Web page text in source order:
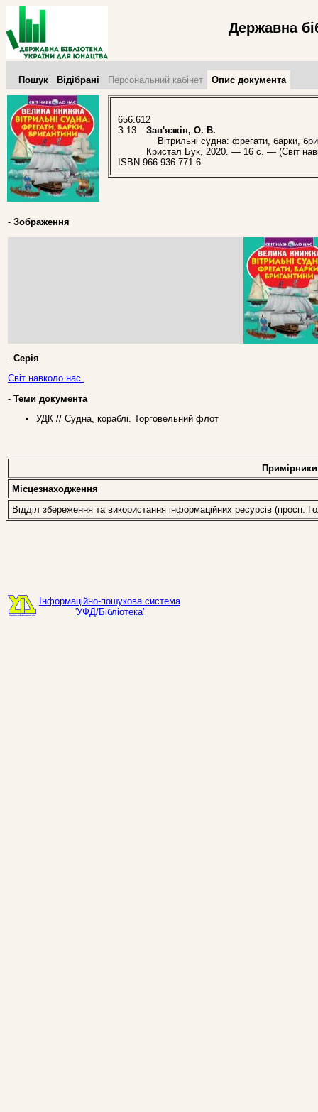
Державна
Пошук Відібрані Персональний кабінет Опис документа
656.612
З-13
Зав'язкін, О. В.
Вітрильні судна: фрегати, барки,
Кристал Бук, 2020. — 16 с. — (Світ
ISBN 966-936-771-6
- Зображення
- Серія
Світ навколо нас.
- Теми документа
УДК // Судна, кораблі. Торговельний флот
Примірники
Місцезнаходження
Відділ збереження та використання інформаційних ресурсів (просп.
Інформаційно-пошукова система
'УФД/Бібліотека'